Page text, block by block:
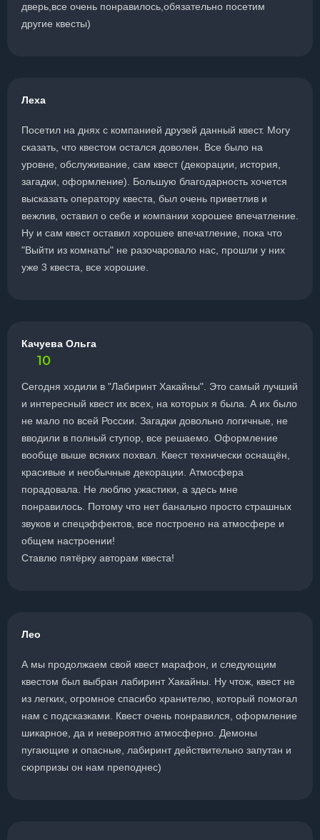
дверь,все очень понравилось,обязательно посетим
другие квесты)
Леха
Посетил на днях с компанией друзей данный квест. Могу
сказать, что квестом остался доволен. Все было на
уровне, обслуживание, сам квест (декорации, история,
загадки, оформление). Большую благодарность хочется
высказать оператору квеста, был очень приветлив и
вежлив, оставил о себе и компании хорошее впечатление.
Ну и сам квест оставил хорошее впечатление, пока что
"Выйти из комнаты" не разочаровало нас, прошли у них
уже 3 квеста, все хорошие.
Качуева Ольга
10
Сегодня ходили в "Лабиринт Хакайны". Это самый лучший
и интересный квест их всех, на которых я была. А их было
не мало по всей России. Загадки довольно логичные, не
вводили в полный ступор, все решаемо. Оформление
вообще выше всяких похвал. Квест технически оснащён,
красивые и необычные декорации. Атмосфера
порадовала. Не люблю ужастики, а здесь мне
понравилось. Потому что нет банально просто страшных
звуков и спецэффектов, все построено на атмосфере и
общем настроении!
Ставлю пятёрку авторам квеста!
Лео
А мы продолжаем свой квест марафон, и следующим
квестом был выбран лабиринт Хакайны. Ну чтож, квест не
из легких, огромное спасибо хранителю, который помогал
нам с подсказками. Квест очень понравился, оформление
шикарное, да и невероятно атмосферно. Демоны
пугающие и опасные, лабиринт действительно запутан и
сюрпризы он нам преподнес)